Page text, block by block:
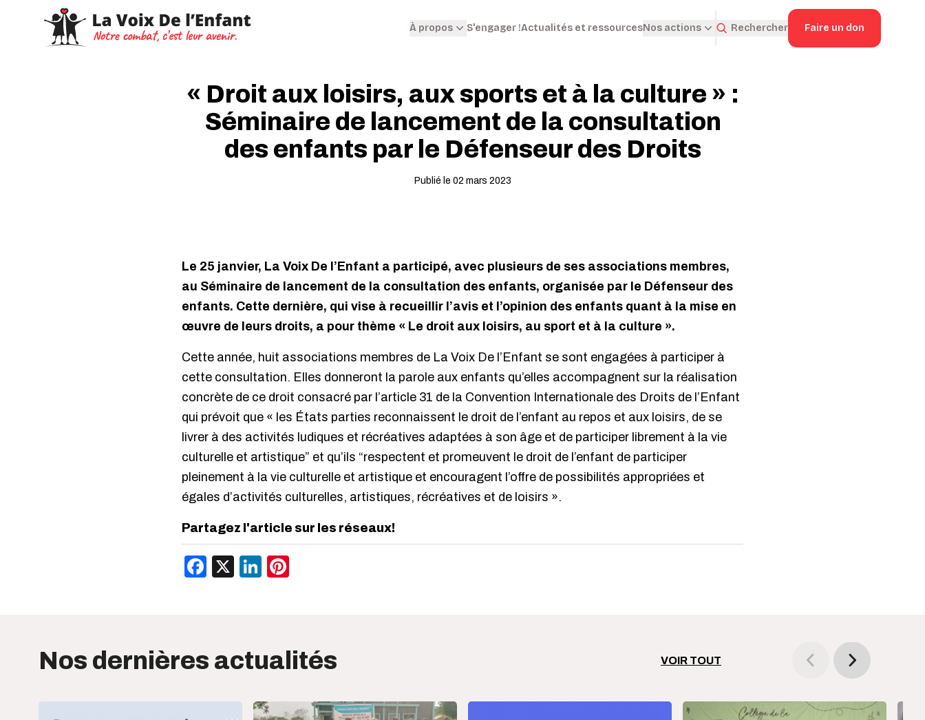
À propos S'engager !Actualités et ressourcesNos actions Rechercher Faire un don
« Droit aux loisirs, aux sports et à la culture » :
Séminaire de lancement de la consultation
des enfants par le Défenseur des Droits
Publié le 02 mars 2023
Le 25 janvier, La Voix De l’Enfant a participé, avec plusieurs de ses associations membres,
au Séminaire de lancement de la consultation des enfants, organisée par le Défenseur des
enfants. Cette dernière, qui vise à recueillir l’avis et l’opinion des enfants quant à la mise en
œuvre de leurs droits, a pour thème « Le droit aux loisirs, au sport et à la culture ».
Cette année, huit associations membres de La Voix De l’Enfant se sont engagées à participer à
cette consultation. Elles donneront la parole aux enfants qu’elles accompagnent sur la réalisation
concrète de ce droit consacré par l’article 31 de la Convention Internationale des Droits de l’Enfant
qui prévoit que « les États parties reconnaissent le droit de l’enfant au repos et aux loisirs, de se
livrer à des activités ludiques et récréatives adaptées à son âge et de participer librement à la vie
culturelle et artistique” et qu’ils “respectent et promeuvent le droit de l’enfant de participer
pleinement à la vie culturelle et artistique et encouragent l’offre de possibilités appropriées et
égales d’activités culturelles, artistiques, récréatives et de loisirs ».
Partagez l'article sur les réseaux!
Facebook
X LinkedIn
Nos dernières actualités VOIR TOUT